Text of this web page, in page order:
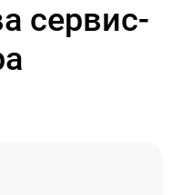
сервис-